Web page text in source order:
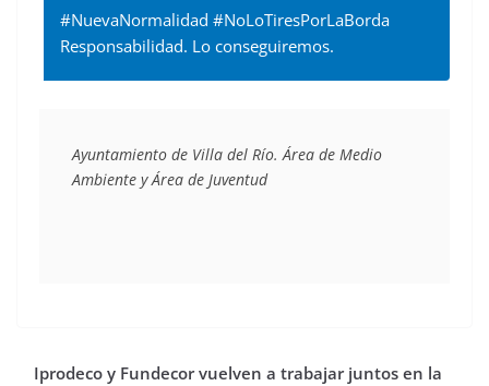
#NuevaNormalidad #NoLoTiresPorLaBorda
Responsabilidad. Lo conseguiremos.
Ayuntamiento de Villa del Río. Área de Medio
Ambiente y Área de Juventud
Iprodeco y Fundecor vuelven a trabajar juntos en la